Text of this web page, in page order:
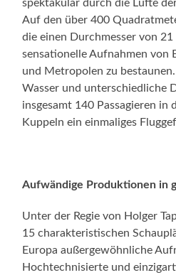
spektakulär durch die Lüfte
Auf den über 400
die einen Durchmesser von
sensationelle Aufnahmen von
und Metropolen zu
Wasser und unterschiedliche
insgesamt 140 Passagieren in
Kuppeln ein einmaliges
Aufwändige Produktionen in
Unter der Regie von Holger
15 charakteristischen
Europa außergewöhnliche
Hochtechnisierte und